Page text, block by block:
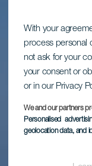
With your
process personal
not ask for your
your consent or
or in our Privacy
We and our partners
Personalised
geolocation data, and